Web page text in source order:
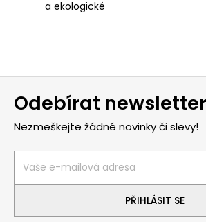
a ekologické
Odebírat newsletter
Nezmeškejte žádné novinky či slevy!
PŘIHLÁSIT SE